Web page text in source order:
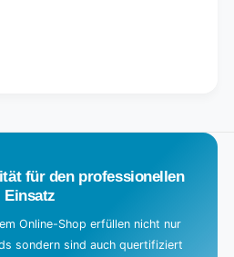
für den professionellen
Einsatz
Online-Shop erfüllen nicht nur
sondern sind auch quertifiziert